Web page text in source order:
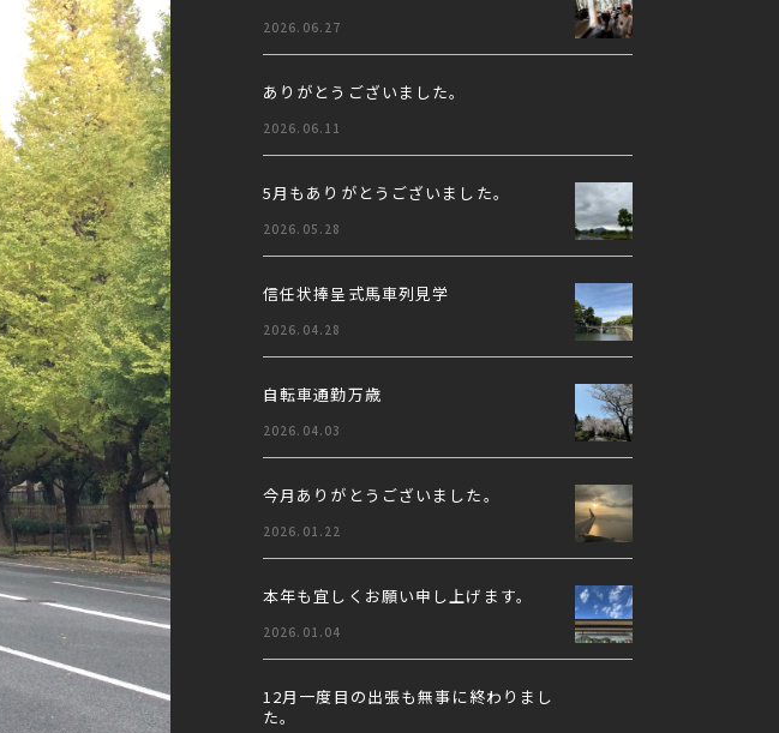
2026.06.27
ありがとうございました。
2026.06.11
5月もありがとうございました。
2026.05.28
信任状捧呈式馬車列見学
2026.04.28
自転車通勤万歳
2026.04.03
今月ありがとうございました。
2026.01.22
本年も宜しくお願い申し上げます。
2026.01.04
12月一度目の出張も無事に終わりまし
た。